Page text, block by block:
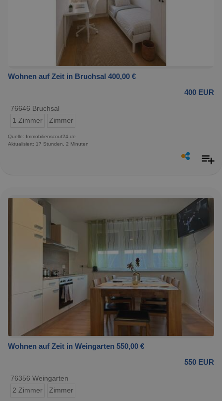
Wohnen auf Zeit in Bruchsal 400,00 €
400 EUR
76646 Bruchsal
1 Zimmer
Zimmer
Quelle: Immobilienscout24.de
Aktualisiert: 17 Stunden, 2 Minuten
Wohnen auf Zeit in Weingarten 550,00 €
550 EUR
76356 Weingarten
2 Zimmer
Zimmer